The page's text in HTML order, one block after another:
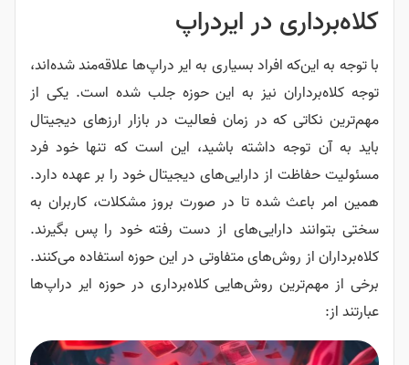
کلاه‌برداری در ایردراپ
با توجه به این‌که افراد بسیاری به ایر دراپ‌ها علاقه‌مند شده‌اند،
توجه کلاه‌برداران نیز به این حوزه جلب شده است. یکی از
مهم‌ترین نکاتی که در زمان فعالیت در بازار ارزهای دیجیتال
باید به آن توجه داشته باشید، این است که تنها خود فرد
مسئولیت حفاظت از دارایی‌های دیجیتال خود را بر عهده دارد.
همین امر باعث شده تا در صورت بروز مشکلات، کاربران به
سختی بتوانند دارایی‌های از دست رفته خود را پس بگیرند.
کلاه‌برداران از روش‌های متفاوتی در این حوزه استفاده می‌کنند.
برخی از مهم‌ترین روش‌هایی کلاه‌برداری در حوزه ایر دراپ‌ها
عبارتند از: